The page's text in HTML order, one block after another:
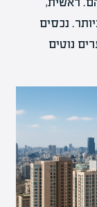
נכסים
נוטים